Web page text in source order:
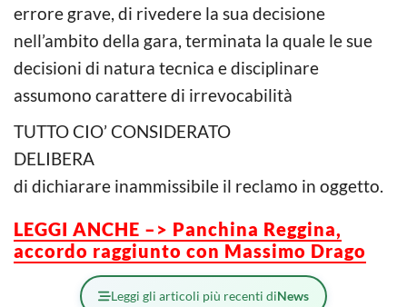
errore grave, di rivedere la sua decisione
nell’ambito della gara, terminata la quale le sue
decisioni di natura tecnica e disciplinare
assumono carattere di irrevocabilità
TUTTO CIO’ CONSIDERATO
DELIBERA
di dichiarare inammissibile il reclamo in oggetto.
LEGGI ANCHE –> Panchina Reggina,
accordo raggiunto con Massimo Drago
Leggi gli articoli più recenti diNews